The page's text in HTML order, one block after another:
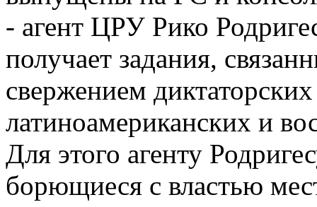
- агент ЦРУ Рико
получает задания,
свержением
латиноамериканских и
Для этого агенту
борющиеся с властью